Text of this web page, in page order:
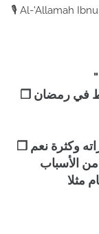
🎙️ Al-'Allamah
❐ الوجه الأول: من يفرح برمضان؛ لأنه ينشط في رمضان
❐ الوجه الثاني: من يفرح برمضان لكثرة خيراته وكثرة نعم
الأسباب